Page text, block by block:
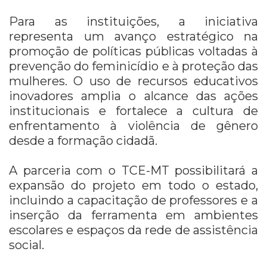
Para as instituições, a iniciativa
representa um avanço estratégico na
promoção de políticas públicas voltadas à
prevenção do feminicídio e à proteção das
mulheres. O uso de recursos educativos
inovadores amplia o alcance das ações
institucionais e fortalece a cultura de
enfrentamento à violência de gênero
desde a formação cidadã.
A parceria com o TCE-MT possibilitará a
expansão do projeto em todo o estado,
incluindo a capacitação de professores e a
inserção da ferramenta em ambientes
escolares e espaços da rede de assistência
social.